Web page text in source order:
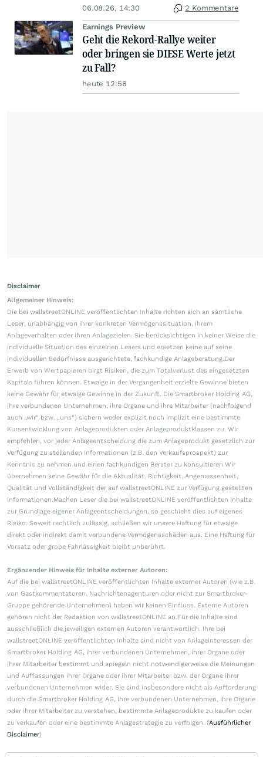
06.08.26, 14:30 2 Kommentare
Earnings Preview
Geht die Rekord-Rallye weiter
oder bringen sie DIESE Werte jetzt
zu Fall?
heute 12:58
Disclaimer
Allgemeiner Hinweis:
Die bei wallstreetONLINE veröffentlichten Inhalte richten sich an sämtliche
Leser, unabhängig von ihrer konkreten Vermögenssituation, ihrem
Anlageverhalten oder ihren Anlagezielen. Sie berücksichtigen in keiner Weise die
individuelle Situation des einzelnen Lesers und ersetzen keine auf seine
individuellen Bedürfnisse ausgerichtete, fachkundige Anlageberatung.Der
Erwerb von Wertpapieren birgt Risiken, die zum Totalverlust des eingesetzten
Kapitals führen können. Etwaige in der Vergangenheit erzielte Gewinne bieten
keine Gewähr für etwaige Gewinne in der Zukunft. Die Smartbroker Holding AG,
ihre verbundenen Unternehmen, ihre Organe und ihre Mitarbeiter (nachfolgend
auch „wir“ bzw. „uns“) sichern weder explizit noch implizit eine bestimmte
Kursentwicklung von Anlageprodukten oder Anlageproduktklassen zu. Wir
empfehlen, vor jeder Anlageentscheidung die zum Anlageprodukt gesetzlich zur
Verfügung zu stellenden Informationen (z.B. den Verkaufsprospekt) zur
Kenntnis zu nehmen und einen fachkundigen Berater zu konsultieren.Wir
übernehmen keine Gewähr für die Aktualität, Richtigkeit, Angemessenheit,
Qualität und Vollständigkeit der auf wallstreetONLINE zur Verfügung gestellten
Informationen.Machen Leser die bei wallstreetONLINE veröffentlichten Inhalte
zur Grundlage eigener Anlageentscheidungen, so geschieht dies auf eigenes
Risiko. Soweit rechtlich zulässig, schließen wir unsere Haftung für etwaige
direkt oder indirekt damit verbundene Vermögensschäden aus. Eine Haftung für
Vorsatz oder grobe Fahrlässigkeit bleibt unberührt.
Ergänzender Hinweis für Inhalte externer Autoren:
Auf die bei wallstreetONLINE veröffentlichten Inhalte externer Autoren (wie z.B.
von Gastkommentatoren, Nachrichtenagenturen oder nicht zur Smartbroker-
Gruppe gehörende Unternehmen) haben wir keinen Einfluss. Externe Autoren
gehören nicht der Redaktion von wallstreetONLINE an.Für die Inhalte sind
ausschließlich die jeweiligen externen Autoren verantwortlich. Ihre bei
wallstreetONLINE veröffentlichten Inhalte sind nicht von Anlageinteressen der
Smartbroker Holding AG, ihrer verbundenen Unternehmen, ihrer Organe oder
ihrer Mitarbeiter bestimmt und spiegeln nicht notwendigerweise die Meinungen
und Auffassungen ihrer Organe oder ihrer Mitarbeiter bzw. der Organe ihrer
verbundenen Unternehmen wider. Sie sind insbesondere nicht als Aufforderung
durch die Smartbroker Holding AG, ihre verbundenen Unternehmen, ihre Organe
oder ihrer Mitarbeiter zu verstehen, bestimmte Anlageprodukte zu kaufen oder
zu verkaufen oder eine bestimmte Anlagestrategie zu verfolgen. (Ausführlicher
Disclaimer)